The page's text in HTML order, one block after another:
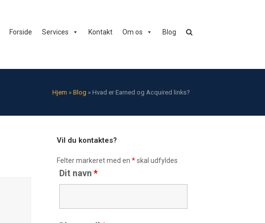
Forside Services Kontakt Om os Blog
Hjem » Blog » Hvad er Earned og Acquired links?
Vil du kontaktes?
Felter markeret med en *skal udfyldes
Dit navn *